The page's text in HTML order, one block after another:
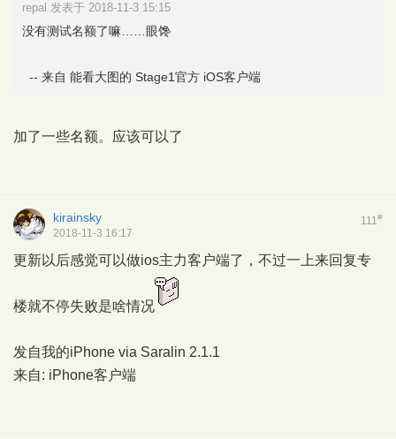
repal 发表于 2018-11-3 15:15
没有测试名额了嘛……眼馋
-- 来自 能看大图的 Stage1官方 iOS客户端
加了一些名额。应该可以了
111#
kirainsky
2018-11-3 16:17
更新以后感觉可以做ios主力客户端了，不过一上来回复专
楼就不停失败是啥情况
发自我的iPhone via Saralin 2.1.1
来自: iPhone客户端